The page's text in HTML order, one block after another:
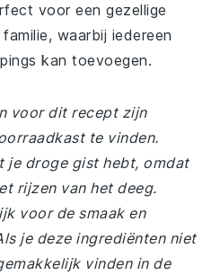
voor een gezellige
waarbij iedereen
kan toevoegen.
voor dit recept zijn
te vinden.
je droge gist hebt, omdat
rijzen van het deeg.
voor de smaak en
je deze ingrediënten niet
vinden in de